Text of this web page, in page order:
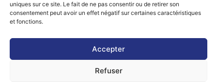
uniques sur ce site. Le fait de ne pas consentir ou de retirer son
consentement peut avoir un effet négatif sur certaines caractéristiques
et fonctions.
Accepter
Refuser